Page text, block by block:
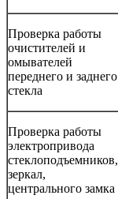
Проверка работы
очистителей и
омывателей
переднего и заднего
стекла
Проверка работы
электропривода
стеклоподъемников,
зеркал,
центрального замка